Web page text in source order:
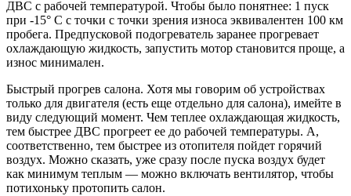
ДВС с рабочей температурой. Чтобы было понятнее: 1 пуск
при -15° С с точки с точки зрения износа эквивалентен 100 км
пробега. Предпусковой подогреватель заранее прогревает
охлаждающую жидкость, запустить мотор становится проще, а
износ минимален.
Быстрый прогрев салона. Хотя мы говорим об устройствах
только для двигателя (есть еще отдельно для салона), имейте в
виду следующий момент. Чем теплее охлаждающая жидкость,
тем быстрее ДВС прогреет ее до рабочей температуры. А,
соответственно, тем быстрее из отопителя пойдет горячий
воздух. Можно сказать, уже сразу после пуска воздух будет
как минимум теплым — можно включать вентилятор, чтобы
потихоньку протопить салон.